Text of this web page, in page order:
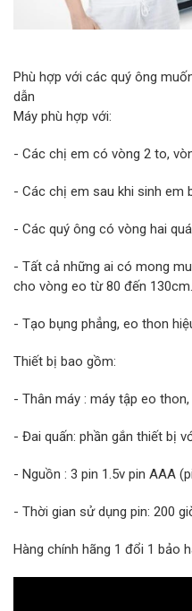
Phù hợp với các quý ông
dẫn
Máy phù hợp với:
- Các chị em có vòng 2 to,
- Các chị em sau khi sinh em
- Các quý ông có vòng hai
- Tất cả những ai có mong
cho vòng eo từ 80 đến 130cm.
- Tạo bụng phẳng, eo thon
Thiết bị bao gồm:
- Thân máy : máy tập eo
- Đai quấn: phần gắn thiết bị
- Nguồn : 3 pin 1.5v pin AAA
- Thời gian sử dụng pin: 200
Hàng chính hãng 1 đổi 1 bảo